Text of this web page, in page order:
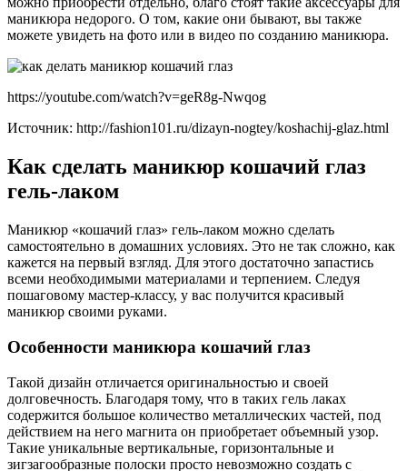
маникюра недорого. О том, какие они бывают, вы также
можете увидеть на фото или в видео по созданию маникюра.
https://youtube.com/watch?v=geR8g-Nwqog
Источник: http://fashion101.ru/dizayn-nogtey/koshachij-glaz.html
Как сделать маникюр кошачий глаз
гель-лаком
Маникюр «кошачий глаз» гель-лаком можно сделать
самостоятельно в домашних условиях. Это не так сложно, как
кажется на первый взгляд. Для этого достаточно запастись
всеми необходимыми материалами и терпением. Следуя
пошаговому мастер-классу, у вас получится красивый
маникюр своими руками.
Особенности маникюра кошачий глаз
Такой дизайн отличается оригинальностью и своей
долговечность. Благодаря тому, что в таких гель лаках
содержится большое количество металлических частей, под
действием на него магнита он приобретает объемный узор.
Такие уникальные вертикальные, горизонтальные и
зигзагообразные полоски просто невозможно создать с